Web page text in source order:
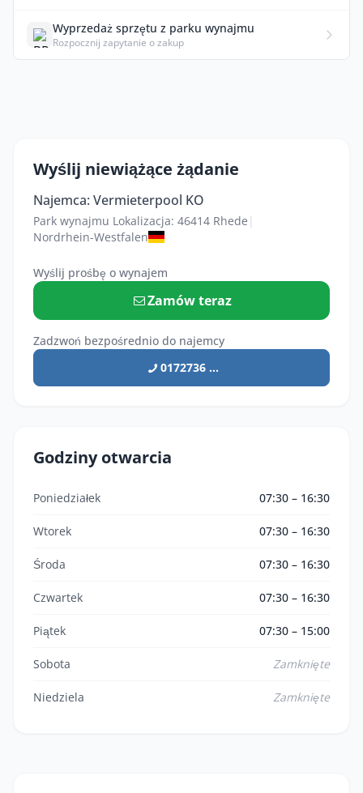
Wyprzedaż sprzętu z parku wynajmu
Rozpocznij zapytanie o zakup
Wyślij niewiążące żądanie
Najemca: Vermieterpool KO
Park wynajmu Lokalizacja: 46414 Rhede |
Nordrhein-Westfalen
Wyślij prośbę o wynajem
Zamów teraz
Zadzwoń bezpośrednio do najemcy
0172736 ...
Godziny otwarcia
Poniedziałek 07:30 – 16:30
Wtorek 07:30 – 16:30
Środa 07:30 – 16:30
Czwartek 07:30 – 16:30
Piątek 07:30 – 15:00
Sobota Zamknięte
Niedziela Zamknięte